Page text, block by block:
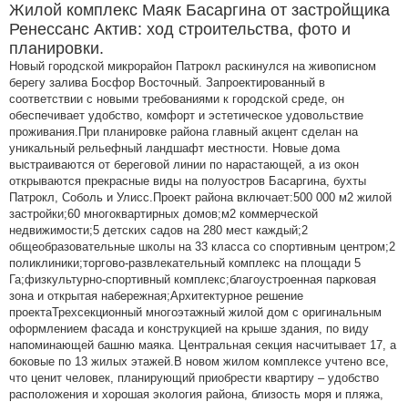
Жилой комплекс Маяк Басаргина от застройщика
Ренессанс Актив: ход строительства, фото и
планировки.
Новый городской микрорайон Патрокл раскинулся на живописном
берегу залива Босфор Восточный. Запроектированный в
соответствии с новыми требованиями к городской среде, он
обеспечивает удобство, комфорт и эстетическое удовольствие
проживания.При планировке района главный акцент сделан на
уникальный рельефный ландшафт местности. Новые дома
выстраиваются от береговой линии по нарастающей, а из окон
открываются прекрасные виды на полуостров Басаргина, бухты
Патрокл, Соболь и Улисс.Проект района включает:500 000 м2 жилой
застройки;60 многоквартирных домов;м2 коммерческой
недвижимости;5 детских садов на 280 мест каждый;2
общеобразовательные школы на 33 класса со спортивным центром;2
поликлиники;торгово-развлекательный комплекс на площади 5
Га;физкультурно-спортивный комплекс;благоустроенная парковая
зона и открытая набережная;Архитектурное решение
проектаТрехсекционный многоэтажный жилой дом с оригинальным
оформлением фасада и конструкцией на крыше здания, по виду
напоминающей башню маяка. Центральная секция насчитывает 17, а
боковые по 13 жилых этажей.В новом жилом комплексе учтено все,
что ценит человек, планирующий приобрести квартиру – удобство
расположения и хорошая экология района, близость моря и пляжа,